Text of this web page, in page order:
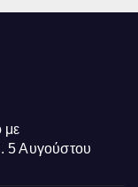
με
5 Αυγούστου